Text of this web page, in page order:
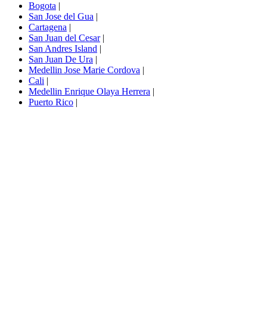
Bogota |
San Jose del Gua |
Cartagena |
San Juan del Cesar|
San Andres Island |
San Juan De Ura |
Medellin Jose Marie Cordova |
Cali |
Medellin Enrique Olaya Herrera |
Puerto Rico |